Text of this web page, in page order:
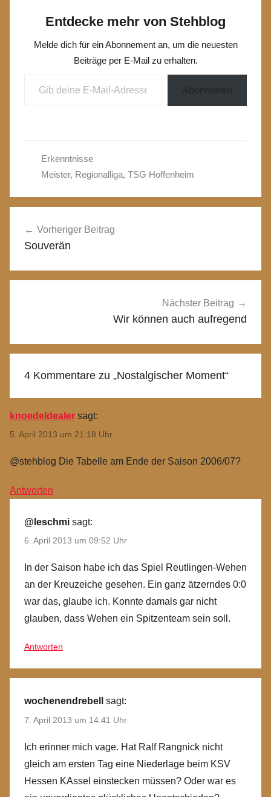
Entdecke mehr von Stehblog
Melde dich für ein Abonnement an, um die neuesten
Beiträge per E-Mail zu erhalten.
Abonnieren
Erkenntnisse
Meister, Regionalliga, TSG Hoffenheim
Vorheriger Beitrag
Souverän
Nächster Beitrag
Wir können auch aufregend
4 Kommentare zu „Nostalgischer Moment“
knoedeldealer sagt:
5. April 2013 um 21:18 Uhr
@stehblog Die Tabelle am Ende der Saison 2006/07?
Antworten
@leschmi sagt:
6. April 2013 um 09:52 Uhr
In der Saison habe ich das Spiel Reutlingen-Wehen
an der Kreuzeiche gesehen. Ein ganz ätzerndes 0:0
war das, glaube ich. Konnte damals gar nicht
glauben, dass Wehen ein Spitzenteam sein soll.
Antworten
wochenendrebell sagt:
7. April 2013 um 14:41 Uhr
Ich erinner mich vage. Hat Ralf Rangnick nicht
gleich am ersten Tag eine Niederlage beim KSV
Hessen KAssel einstecken müssen? Oder war es